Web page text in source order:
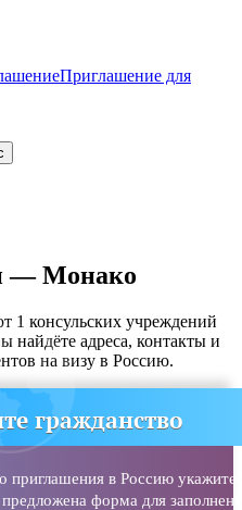
Приглашение для
— Монако
1 консульских учреждений
найдёте адреса, контакты и
на визу в Россию.
гражданство
приглашения в Россию укажите
форма для